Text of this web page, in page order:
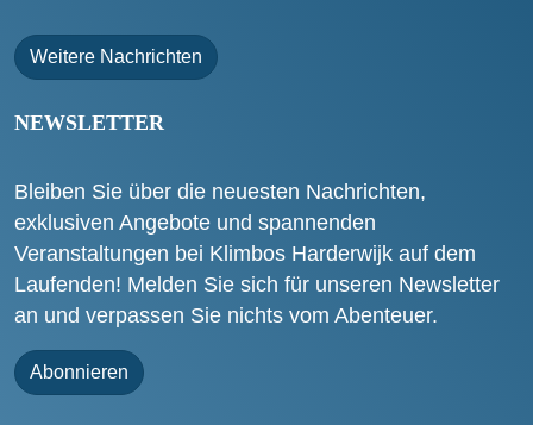
Weitere Nachrichten
NEWSLETTER
Bleiben Sie über die neuesten Nachrichten,
exklusiven Angebote und spannenden
Veranstaltungen bei Klimbos Harderwijk auf dem
Laufenden! Melden Sie sich für unseren Newsletter
an und verpassen Sie nichts vom Abenteuer.
Abonnieren